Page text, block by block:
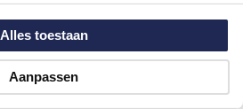
Alles toestaan
Aanpassen
dagen en onderweg. De
mooi aan en geeft tegelijk een fijne
knoopsluiting en contrasterende
nette afwerking, terwijl de effen
rustig oogt en makkelijk